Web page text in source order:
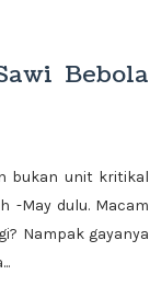
Bebola
bukan unit kritikal
-May dulu. Macam
Nampak gayanya